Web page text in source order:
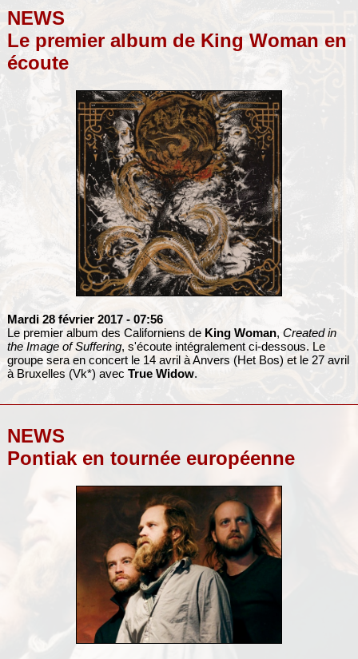
NEWS
Le premier album de King Woman en
écoute
Mardi 28 février 2017 - 07:56
Le premier album des Californiens de King Woman, Created in
the Image of Suffering, s'écoute intégralement ci-dessous. Le
groupe sera en concert le 14 avril à Anvers (Het Bos) et le 27 avril
à Bruxelles (Vk*) avec True Widow.
NEWS
Pontiak en tournée européenne